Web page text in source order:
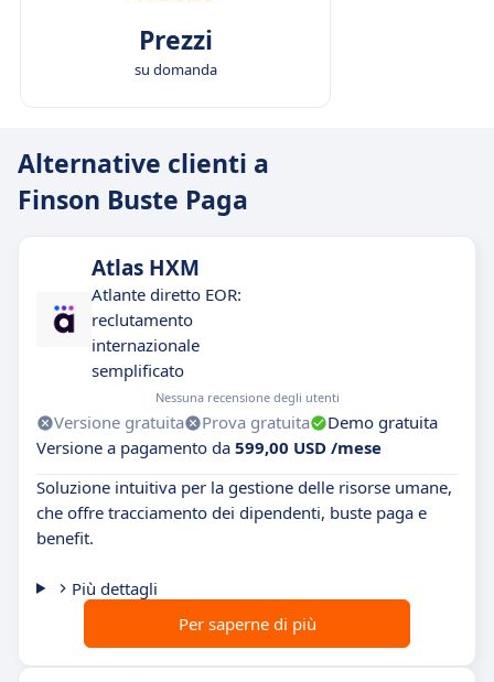
Prezzi
su domanda
Alternative clienti a
Finson Buste Paga
Atlas HXM
Atlante diretto EOR:
reclutamento
internazionale
semplificato
Nessuna recensione degli utenti
Versione gratuita Prova gratuita
Demo gratuita
Versione a pagamento da 599,00 USD /mese
Soluzione intuitiva per la gestione delle risorse umane,
che offre tracciamento dei dipendenti, buste paga e
benefit.
Più dettagli
Per saperne di più